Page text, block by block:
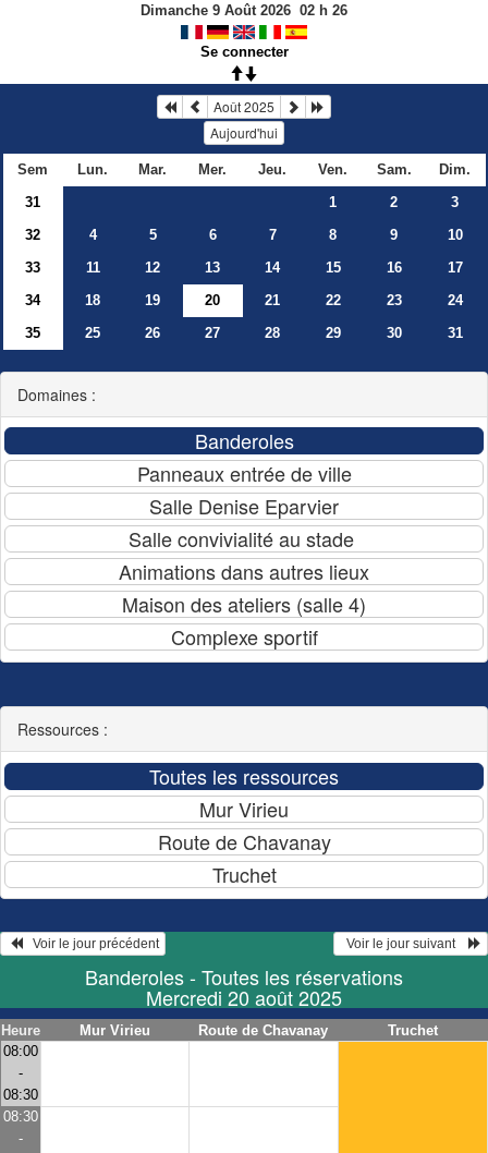
Dimanche 9 Août 2026 02 h 26
Se connecter
Août 2025
Aujourd'hui
Sem Lun. Mar. Mer. Jeu. Ven. Sam.
Dim.
31
1 2
3
32
4 5 6 7 8 9
10
33
11 12 13 14 15 16
17
34
18 19 20 21 22 23
24
35
25 26 27 28 29 30 31
Domaines :
Ressources :
   Voir le jour précédent
  Voir le jour suivant
Banderoles - Toutes les réservations
Mercredi 20 août 2025
Heure Mur Virieu Route de Chavanay
Truchet
08:00
-
08:30
08:30
-